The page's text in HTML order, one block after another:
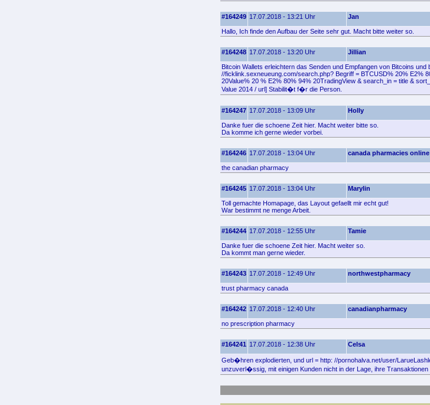
#164249 17.07.2018 - 13:21 Uhr Jan
Hallo, Ich finde den Aufbau der Seite sehr gut. Macht bitte weiter so.
#164248 17.07.2018 - 13:20 Uhr Jillian
Bitcoin Wallets erleichtern das Senden und Empfangen von Bitcoins und
//ficklink.sexneueung.com/search.php? Begriff = BTCUSD% 20% E2%
20Value% 20 % E2% 80% 94% 20TradingView & search_in = title &
Value 2014 / url] Stabilit�t f�r die Person.
#164247 17.07.2018 - 13:09 Uhr Holly
Danke fuer die schoene Zeit hier. Macht weiter bitte so.
Da komme ich gerne wieder vorbei.
#164246 17.07.2018 - 13:04 Uhr canada pharmacies online
the canadian pharmacy
#164245 17.07.2018 - 13:04 Uhr Marylin
Toll gemachte Homapage, das Layout gefaellt mir echt gut!
War bestimmt ne menge Arbeit.
#164244 17.07.2018 - 12:55 Uhr Tamie
Danke fuer die schoene Zeit hier. Macht weiter so.
Da kommt man gerne wieder.
#164243 17.07.2018 - 12:49 Uhr northwestpharmacy
trust pharmacy canada
#164242 17.07.2018 - 12:40 Uhr canadianpharmacy
no prescription pharmacy
#164241 17.07.2018 - 12:38 Uhr Celsa
Geb�hren explodierten, und url = http: //pornohalva.net/user/
unzuverl�ssig, mit einigen Kunden nicht in der Lage, ihre